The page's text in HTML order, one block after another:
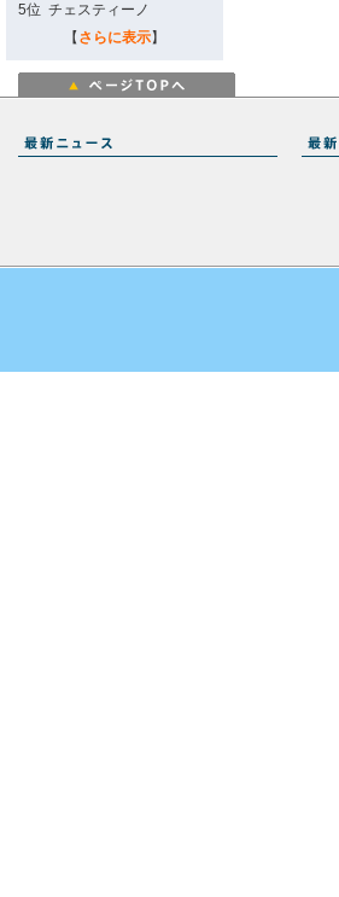
5位 チェスティーノ
【 さらに表示】